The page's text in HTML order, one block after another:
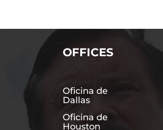
OFFICES
Oficina de
Dallas
Oficina de
Houston